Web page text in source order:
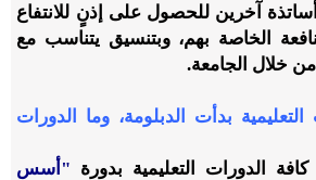
آخرين للحصول على إذنٍ للانتفاع
الخاصة بهم، وبتنسيق يتناسب مع
خلال الجامعة.
بدأت الدبلومة، وما الدورات
الدورات التعليمية بدورة "أسس